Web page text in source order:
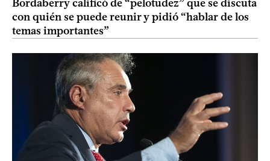
Bordaberry calificó de “pelotudez” que se discuta
con quién se puede reunir y pidió “hablar de los
temas importantes”